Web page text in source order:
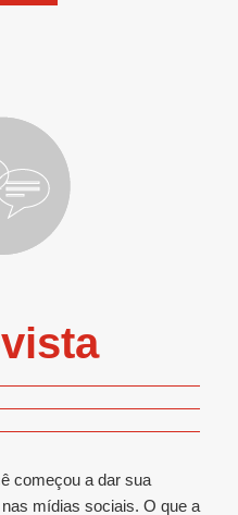
começou a dar sua
mídias sociais. O que a